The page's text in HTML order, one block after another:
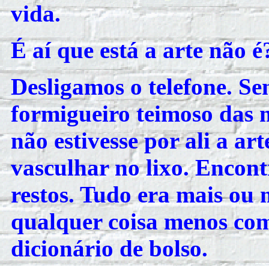
vida.
É aí que está a arte não
Desligamos o telefone.
formigueiro teimoso das
não estivesse por ali a
vasculhar no lixo.
restos. Tudo era mais ou
qualquer coisa menos
dicionário de bolso.